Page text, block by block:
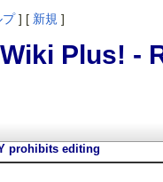
プ] [ 新規 ]
Plus! -
prohibits editing